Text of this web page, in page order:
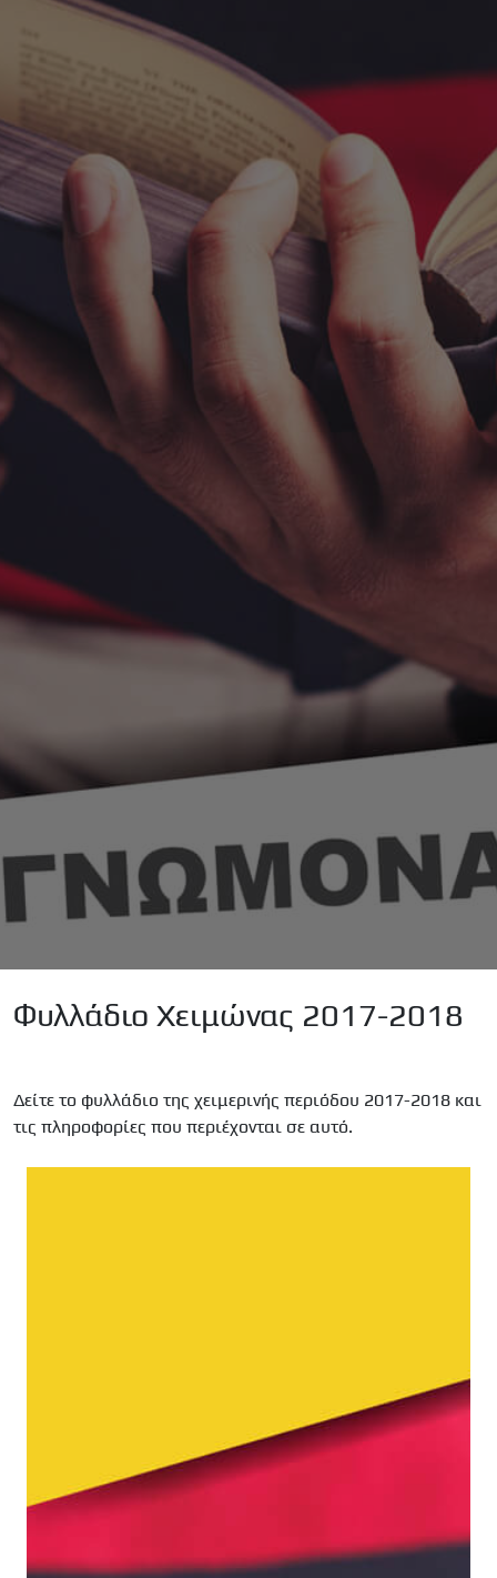
Φυλλάδιο Χειμώνας 2017-2018
Δείτε το φυλλάδιο της χειμερινής περιόδου 2017-2018 και
τις πληροφορίες που περιέχονται σε αυτό.